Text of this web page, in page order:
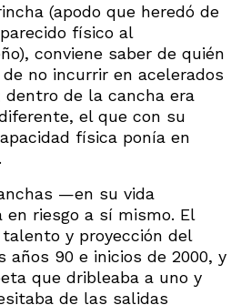
(apodo que heredó de
físico al
conviene saber de quién
no incurrir en acelerados
dentro de la cancha era
el que con su
física ponía en
—en su vida
riesgo a sí mismo. El
y proyección del
90 e inicios de 2000, y
que dribleaba a uno y
de las salidas